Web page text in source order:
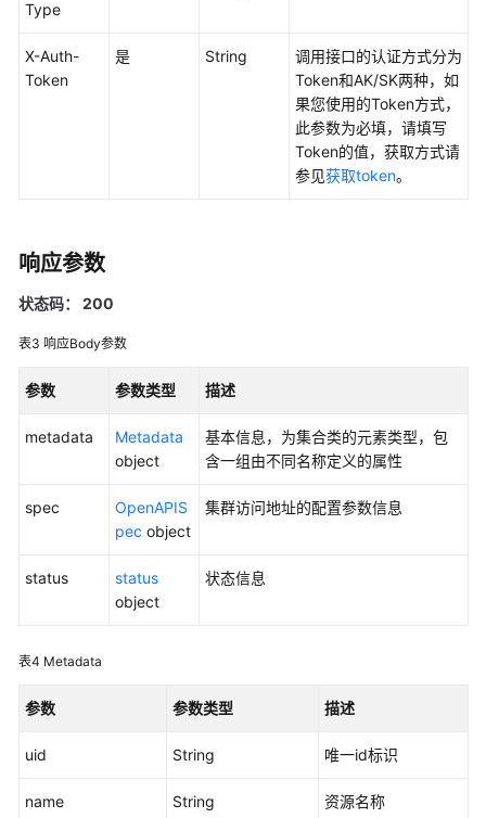
佳
实
践
考
Skill
参
见
帮
更
文
户
Type
X-Auth-
Token
是 String
调用接口的认证方式分为
Token和AK/SK两种，如
果您使用的Token方式，
此参数为必填，请填写
Token的值，获取方式请
参见获取token。
响应参数
状态码： 200
表3 响应Body参数
参数 参数类型 描述
metadata
Metadata
object
基本信息，为集合类的元素类型，包
含一组由不同名称定义的属性
spec
OpenAPIS
pec object
集群访问地址的配置参数信息
status
status
object
状态信息
表4 Metadata
参数 参数类型 描述
uid String 唯一id标识
name String 资源名称